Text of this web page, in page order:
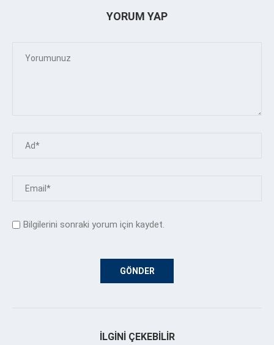
YORUM YAP
Bilgilerini sonraki yorum için kaydet.
İLGINI ÇEKEBILIR